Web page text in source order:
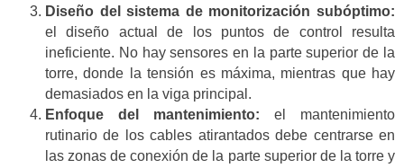
Diseño del sistema de monitorización subóptimo:
el diseño actual de los puntos de control resulta
ineficiente. No hay sensores en la parte superior de la
torre, donde la tensión es máxima, mientras que hay
demasiados en la viga principal.
Enfoque del mantenimiento: el mantenimiento
rutinario de los cables atirantados debe centrarse en
las zonas de conexión de la parte superior de la torre y